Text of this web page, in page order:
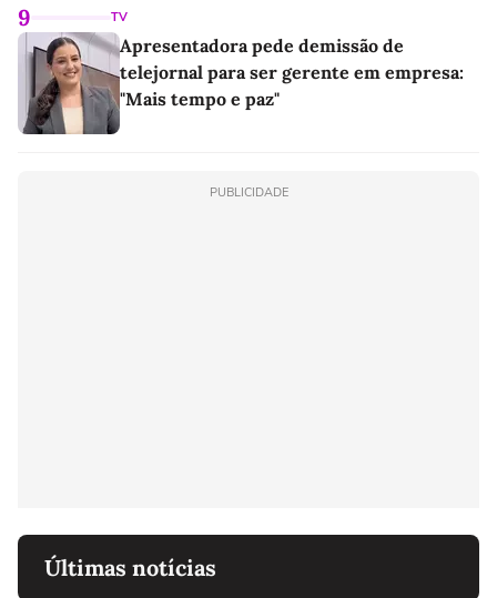
9 TV
Apresentadora pede demissão de
telejornal para ser gerente em empresa:
"Mais tempo e paz"
PUBLICIDADE
Últimas notícias